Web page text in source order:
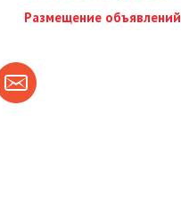
Размещение объявлений